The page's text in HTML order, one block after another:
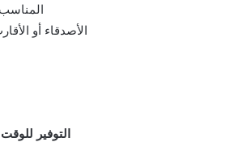
الأصدقاء أو
1. التوفير